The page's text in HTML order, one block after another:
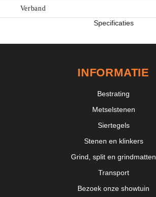
Verband
Specificaties
INFORMATIE
Bestrating
Metselstenen
Siertegels
Stenen en klinkers
Grind, split en grindmatten
Transport
Bezoek onze showtuin